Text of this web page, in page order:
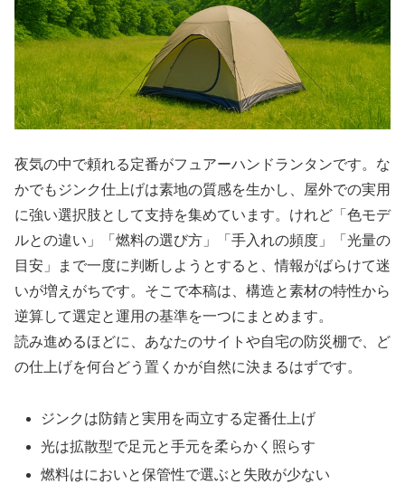
夜気の中で頼れる定番がフュアーハンドランタンです。な
かでもジンク仕上げは素地の質感を生かし、屋外での実用
に強い選択肢として支持を集めています。けれど「色モデ
ルとの違い」「燃料の選び方」「手入れの頻度」「光量の
目安」まで一度に判断しようとすると、情報がばらけて迷
いが増えがちです。そこで本稿は、構造と素材の特性から
逆算して選定と運用の基準を一つにまとめます。
読み進めるほどに、あなたのサイトや自宅の防災棚で、ど
の仕上げを何台どう置くかが自然に決まるはずです。
ジンクは防錆と実用を両立する定番仕上げ
光は拡散型で足元と手元を柔らかく照らす
燃料はにおいと保管性で選ぶと失敗が少ない